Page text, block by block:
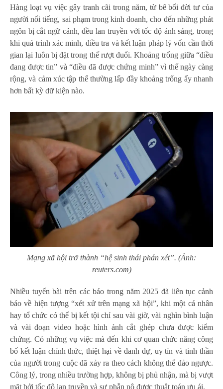
Hàng loạt vụ việc gây tranh cãi trong năm, từ bê bối đời tư của
người nổi tiếng, sai phạm trong kinh doanh, cho đến những phát
ngôn bị cắt ngữ cảnh, đều lan truyền với tốc độ ánh sáng, trong
khi quá trình xác minh, điều tra và kết luận pháp lý vốn cần thời
gian lại luôn bị đặt trong thế rượt đuổi. Khoảng trống giữa “điều
đang được tin” và “điều đã được chứng minh” vì thế ngày càng
rộng, và cảm xúc tập thể thường lấp đầy khoảng trống ấy nhanh
hơn bất kỳ dữ kiện nào.
Mạng xã hội trở thành “hệ sinh thái phán xét”. (Ảnh:
reuters.com)
Nhiều tuyến bài trên các báo trong năm 2025 đã liên tục cảnh
báo về hiện tượng “xét xử trên mạng xã hội”, khi một cá nhân
hay tổ chức có thể bị kết tội chỉ sau vài giờ, vài nghìn bình luận
và vài đoạn video hoặc hình ảnh cắt ghép chưa được kiểm
chứng. Có những vụ việc mà đến khi cơ quan chức năng công
bố kết luận chính thức, thiệt hại về danh dự, uy tín và tinh thần
của người trong cuộc đã xảy ra theo cách không thể đảo ngược.
Công lý, trong nhiều trường hợp, không bị phủ nhận, mà bị vượt
mặt bởi tốc độ lan truyền và sự phẫn nộ được thuật toán ưu ái.